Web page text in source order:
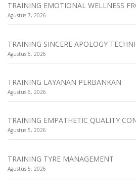
TRAINING EMOTIONAL WELLNESS
Agustus 7, 2026
TRAINING SINCERE APOLOGY
Agustus 6, 2026
TRAINING LAYANAN PERBANKAN
Agustus 6, 2026
TRAINING EMPATHETIC QUALITY
Agustus 5, 2026
TRAINING TYRE MANAGEMENT
Agustus 5, 2026